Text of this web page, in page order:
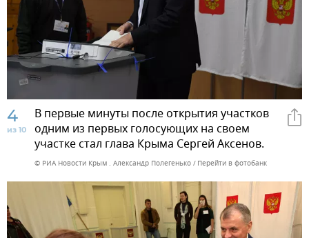
4
из 10
В первые минуты после открытия участков
одним из первых голосующих на своем
участке стал глава Крыма Сергей Аксенов.
© РИА Новости Крым . Александр Полегенько Перейти в фотобанк